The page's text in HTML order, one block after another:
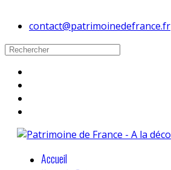
contact@patrimoinedefrance.fr
Accueil